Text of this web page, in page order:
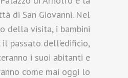
di San Giovanni. Nel
della visita, i bambini
il passato dell’edificio,
i suoi abitanti e
come mai oggi lo